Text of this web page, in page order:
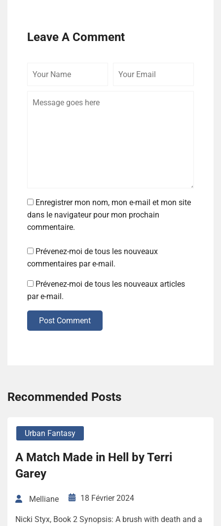
Leave A Comment
Enregistrer mon nom, mon e-mail et mon site
dans le navigateur pour mon prochain
commentaire.
Prévenez-moi de tous les nouveaux
commentaires par e-mail.
Prévenez-moi de tous les nouveaux articles
par e-mail.
Post Comment
Recommended Posts
Urban Fantasy
A Match Made in Hell by Terri
Garey
Melliane 18 Février 2024
Nicki Styx, Book 2 Synopsis: A brush with death and a